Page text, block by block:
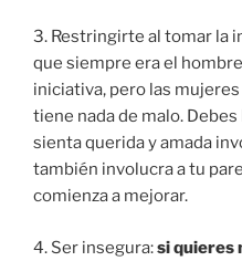
3. Restringirte al tomar la
que siempre era el
iniciativa, pero las
tiene nada de malo.
sienta querida y amada
también involucra a tu
comienza a mejorar.
4. Ser insegura:si quieres